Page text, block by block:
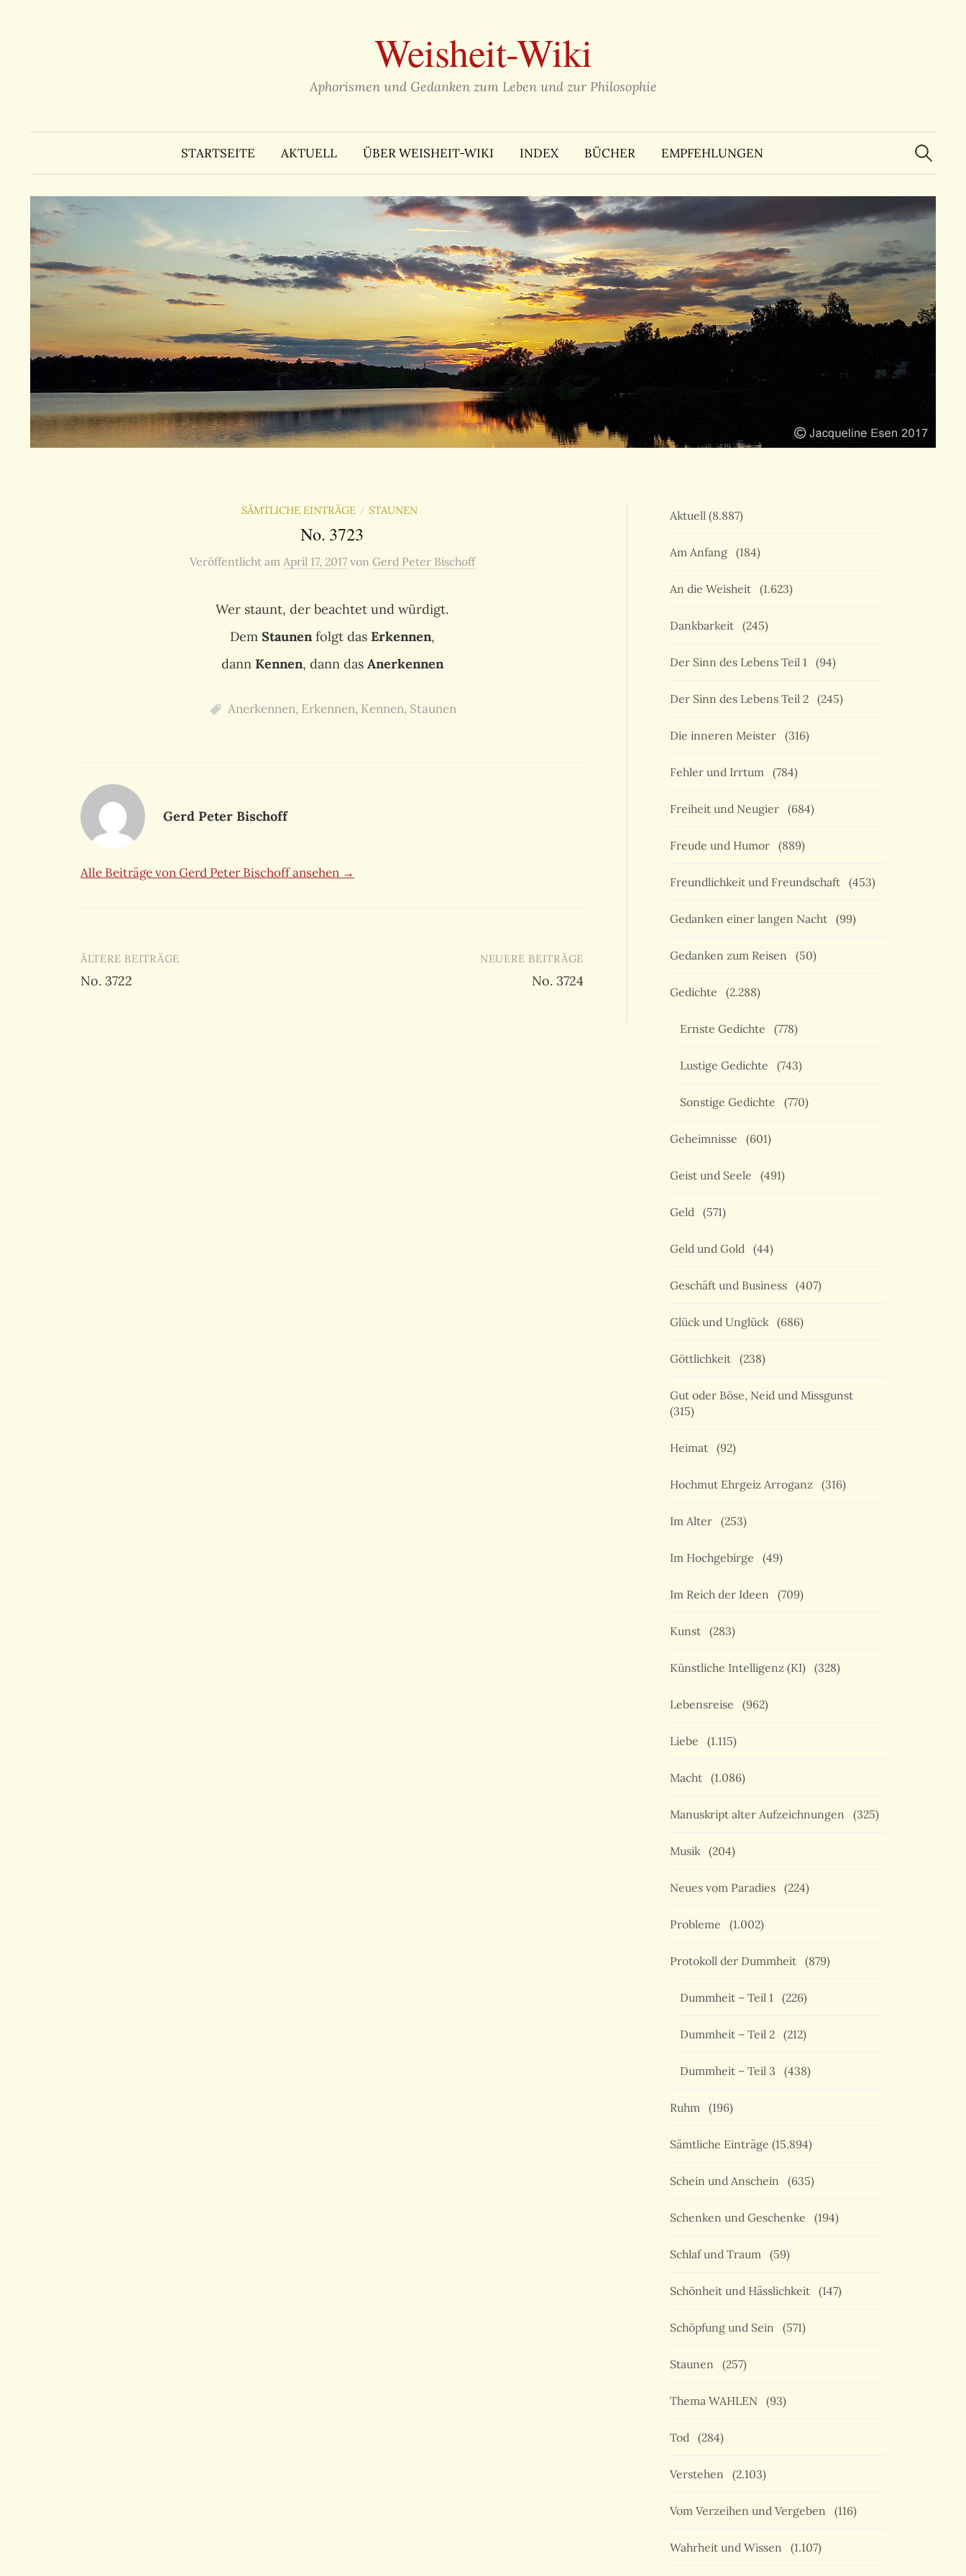
Weisheit-Wiki
Aphorismen und Gedanken zum Leben und zur Philosophie
STARTSEITE AKTUELL ÜBER WEISHEIT-WIKI INDEX BÜCHER EMPFEHLUNGEN
Suchen
nach:
SÄMTLICHE EINTRÄGE / STAUNEN
No. 3723
Veröffentlicht am April 17, 2017 von Gerd Peter Bischoff
Wer staunt, der beachtet und würdigt.
Dem Staunenfolgt das Erkennen,
dann Kennen, dann das Anerkennen
Anerkennen, Erkennen, Kennen, Staunen
Gerd Peter Bischoff
Alle Beiträge von Gerd Peter Bischoff ansehen →
Beitragsnavigation
ÄLTERE BEITRÄGE
No. 3722
NEUERE BEITRÄGE
No. 3724
Aktuell (8.887)
Am Anfang (184)
An die Weisheit (1.623)
Dankbarkeit (245)
Der Sinn des Lebens Teil 1 (94)
Der Sinn des Lebens Teil 2 (245)
Die inneren Meister (316)
Fehler und Irrtum (784)
Freiheit und Neugier (684)
Freude und Humor (889)
Freundlichkeit und Freundschaft (453)
Gedanken einer langen Nacht (99)
Gedanken zum Reisen (50)
Gedichte (2.288)
Ernste Gedichte (778)
Lustige Gedichte (743)
Sonstige Gedichte (770)
Geheimnisse (601)
Geist und Seele (491)
Geld (571)
Geld und Gold (44)
Geschäft und Business (407)
Glück und Unglück (686)
Göttlichkeit (238)
Gut oder Böse, Neid und Missgunst
(315)
Heimat (92)
Hochmut Ehrgeiz Arroganz (316)
Im Alter (253)
Im Hochgebirge (49)
Im Reich der Ideen (709)
Kunst (283)
Künstliche Intelligenz (KI) (328)
Lebensreise (962)
Liebe (1.115)
Macht (1.086)
Manuskript alter Aufzeichnungen (325)
Musik (204)
Neues vom Paradies (224)
Probleme (1.002)
Protokoll der Dummheit (879)
Dummheit – Teil 1 (226)
Dummheit – Teil 2 (212)
Dummheit – Teil 3 (438)
Ruhm (196)
Sämtliche Einträge (15.894)
Schein und Anschein (635)
Schenken und Geschenke (194)
Schlaf und Traum (59)
Schönheit und Hässlichkeit (147)
Schöpfung und Sein (571)
Staunen (257)
Thema WAHLEN (93)
Tod (284)
Verstehen (2.103)
Vom Verzeihen und Vergeben (116)
Wahrheit und Wissen (1.107)